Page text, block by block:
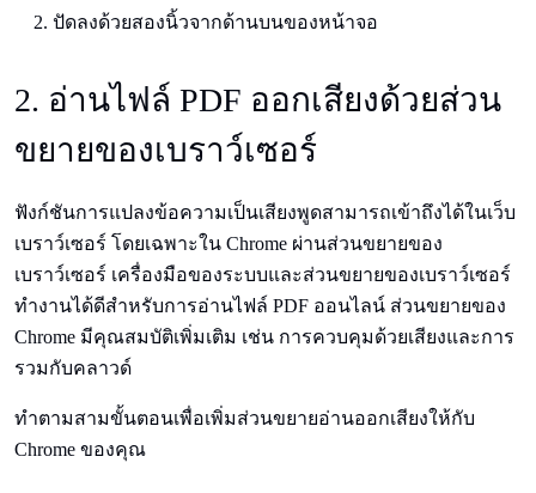
ปัดลงด้วยสองนิ้วจากด้านบนของหน้าจอ
2. อ่านไฟล์ PDF ออกเสียงด้วยส่วน
ขยายของเบราว์เซอร์
ฟังก์ชันการแปลงข้อความเป็นเสียงพูดสามารถเข้าถึงได้ในเว็บ
เบราว์เซอร์ โดยเฉพาะใน Chrome ผ่านส่วนขยายของ
เบราว์เซอร์ เครื่องมือของระบบและส่วนขยายของเบราว์เซอร์
ทำงานได้ดีสำหรับการอ่านไฟล์ PDF ออนไลน์ ส่วนขยายของ
Chrome มีคุณสมบัติเพิ่มเติม เช่น การควบคุมด้วยเสียงและการ
รวมกับคลาวด์
ทำตามสามขั้นตอนเพื่อเพิ่มส่วนขยายอ่านออกเสียงให้กับ
Chrome ของคุณ